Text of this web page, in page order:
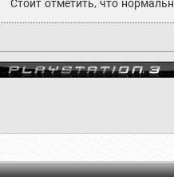
Стоит отметить, что